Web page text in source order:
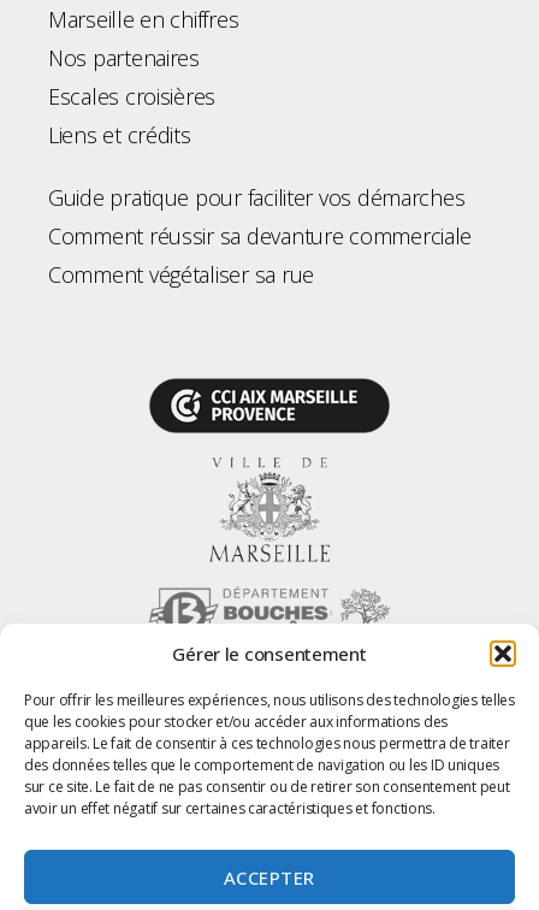
Gérer le consentement
Pour offrir les meilleures expériences, nous utilisons des technologies telles
que les cookies pour stocker et/ou accéder aux informations des
appareils. Le fait de consentir à ces technologies nous permettra de traiter
des données telles que le comportement de navigation ou les ID uniques
sur ce site. Le fait de ne pas consentir ou de retirer son consentement peut
avoir un effet négatif sur certaines caractéristiques et fonctions.
ACCEPTER
Marseille en chiffres
Nos partenaires
Escales croisières
Liens et crédits
Guide pratique pour faciliter vos démarches
Comment réussir sa devanture commerciale
Comment végétaliser sa rue
Marseille Centre – Tous droit réservés
Site Internet Marseille